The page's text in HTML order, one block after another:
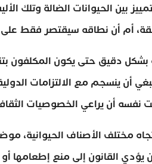
بين الحيوانات الضالة وتلك
أم أن نطاقه سيقتصر فقط
دقيق حتى يكون المكلفون
أن ينسجم مع الالتزامات
نفسه أن يراعي الخصوصيات
مختلف الأصناف الحيوانية،
يؤدي القانون إلى منع إطعامها أو